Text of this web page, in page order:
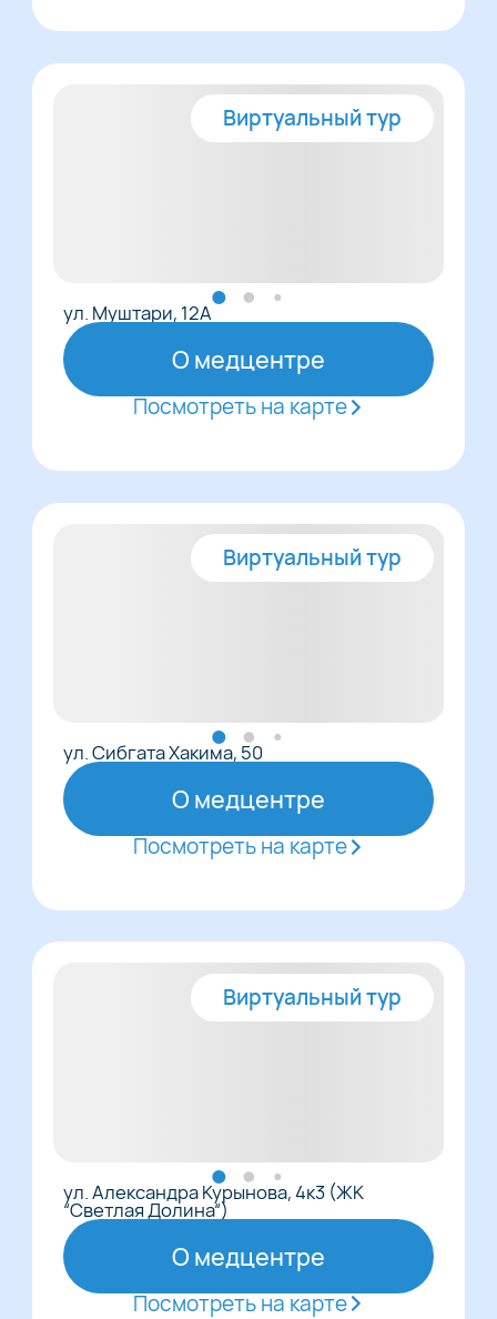
Виртуальный тур
ул. Муштари, 12А
О медцентре
Посмотреть на карте
Виртуальный тур
ул. Сибгата Хакима, 50
О медцентре
Посмотреть на карте
Виртуальный тур
ул. Александра Курынова, 4к3 (ЖК
“Светлая Долина“)
О медцентре
Посмотреть на карте